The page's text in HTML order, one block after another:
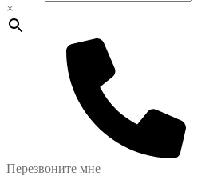
×
Перезвоните мне